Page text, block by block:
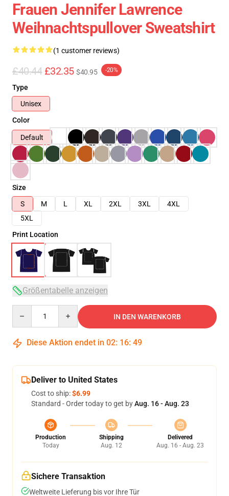
Frauen Jennifer Lawrence
Weihnachtspullover Sweatshirt
(1 customer reviews)
£40.44 £32.35 $40.95 -20%
Type
Unisex
Color
Default
Size
S
M L XL 2XL 3XL
4XL
5XL
Print Location
Größentabelle anzeigen
IN DEN WARENKORB
Diese Aktion endet in 02: 16: 49
Deliver to United States
Cost to ship:$6.99
Standard - Order today to get byAug. 16 - Aug. 23
Production
Today
Shipping
Aug. 12
Delivered
Aug. 16 - Aug. 23
Sichere Transaktion
Weltweite Lieferung bis vor Ihre Tür